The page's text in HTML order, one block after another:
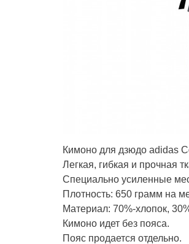
Кимоно для дзюдо adidas
Легкая, гибкая и прочная
Специально усиленные
Плотность: 650 грамм на
Материал: 70%-хлопок,
Кимоно идет без пояса.
Пояс продается отдельно.